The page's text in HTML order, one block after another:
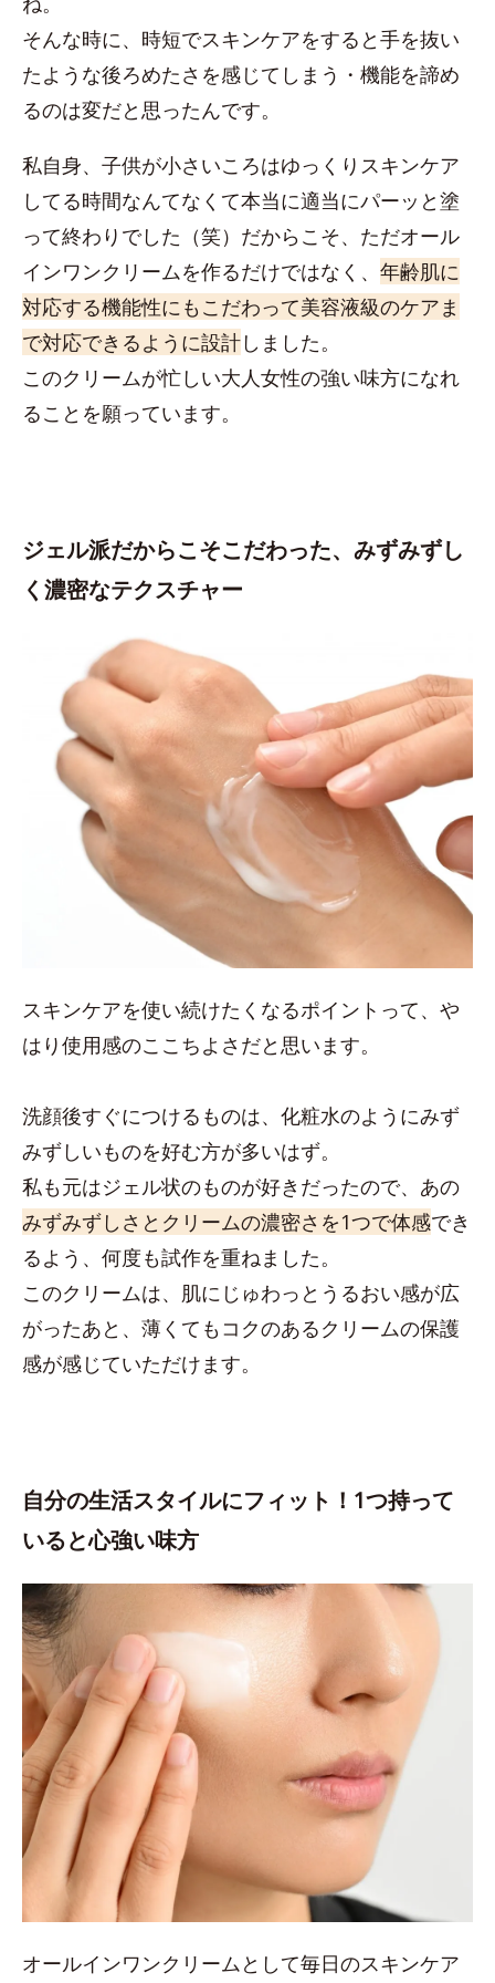
そんな時に、時短でスキンケアをすると手を抜い
たような後ろめたさを感じてしまう・機能を諦め
るのは変だと思ったんです。
私自身、子供が小さいころはゆっくりスキンケア
してる時間なんてなくて本当に適当にパーッと塗
って終わりでした（笑）だからこそ、ただオール
インワンクリームを作るだけではなく、 年齢肌に
対応する機能性にもこだわって美容液級のケアま
で対応できるように設計しました。
このクリームが忙しい大人女性の強い味方になれ
ることを願っています。
ジェル派だからこそこだわった、みずみずし
く濃密なテクスチャー
スキンケアを使い続けたくなるポイントって、や
はり使用感のここちよさだと思います。
洗顔後すぐにつけるものは、化粧水のようにみず
みずしいものを好む方が多いはず。
私も元はジェル状のものが好きだったので、あの
みずみずしさとクリームの濃密さを1つで体感でき
るよう、何度も試作を重ねました。
このクリームは、肌にじゅわっとうるおい感が広
がったあと、薄くてもコクのあるクリームの保護
感が感じていただけます。
自分の生活スタイルにフィット！1つ持って
いると心強い味方
オールインワンクリームとして毎日のスキンケア